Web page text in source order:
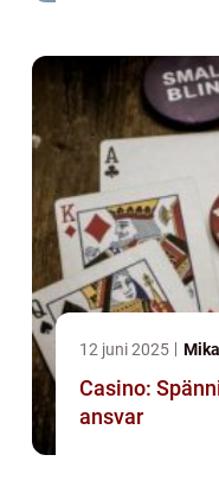
12 juni 2025
Casino:
ansvar